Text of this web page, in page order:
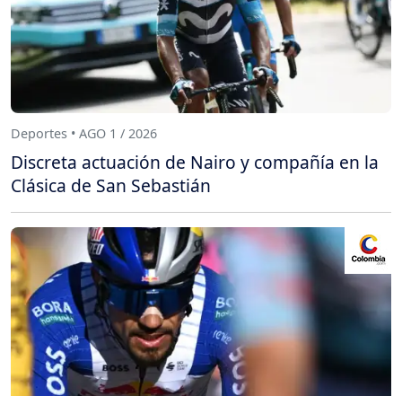
Deportes • AGO 1 / 2026
Discreta actuación de Nairo y compañía en la
Clásica de San Sebastián